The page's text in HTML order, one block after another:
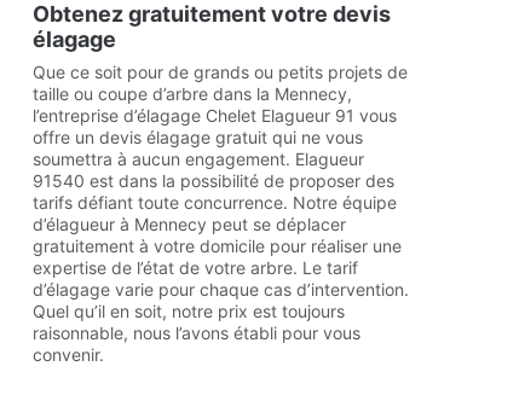
Obtenez gratuitement votre devis
élagage
Que ce soit pour de grands ou petits projets de
taille ou coupe d’arbre dans la Mennecy,
l’entreprise d’élagage Chelet Elagueur 91 vous
offre un devis élagage gratuit qui ne vous
soumettra à aucun engagement. Elagueur
91540 est dans la possibilité de proposer des
tarifs défiant toute concurrence. Notre équipe
d’élagueur à Mennecy peut se déplacer
gratuitement à votre domicile pour réaliser une
expertise de l’état de votre arbre. Le tarif
d’élagage varie pour chaque cas d’intervention.
Quel qu’il en soit, notre prix est toujours
raisonnable, nous l’avons établi pour vous
convenir.